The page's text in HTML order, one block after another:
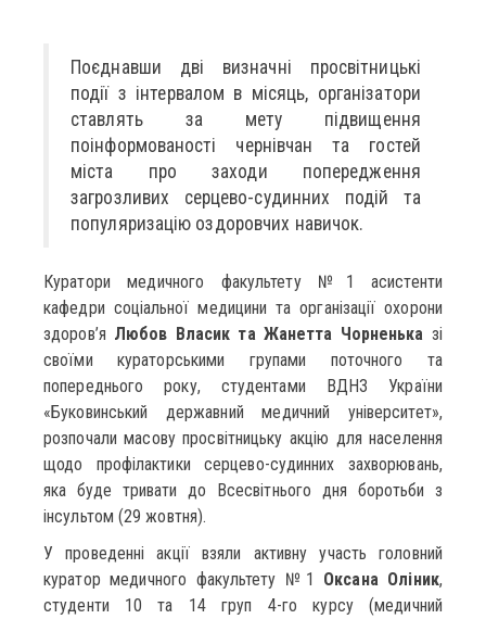
Поєднавши дві визначні просвітницькі
події з інтервалом в місяць, організатори
ставлять за мету підвищення
поінформованості чернівчан та гостей
міста про заходи попередження
загрозливих серцево-судинних подій та
популяризацію оздоровчих навичок.
Куратори медичного факультету №1 асистенти
кафедри соціальної медицини та організації охорони
здоров’я Любов Власик та Жанетта Чорненька зі
своїми кураторськими групами поточного та
попереднього року, студентами ВДНЗ України
«Буковинський державний медичний університет»,
розпочали масову просвітницьку акцію для населення
щодо профілактики серцево-судинних захворювань,
яка буде тривати до Всесвітнього дня боротьби з
інсультом (29 жовтня).
У проведенні акції взяли активну участь головний
куратор медичного факультету №1 Оксана Оліник,
студенти 10 та 14 груп 4-го курсу (медичний